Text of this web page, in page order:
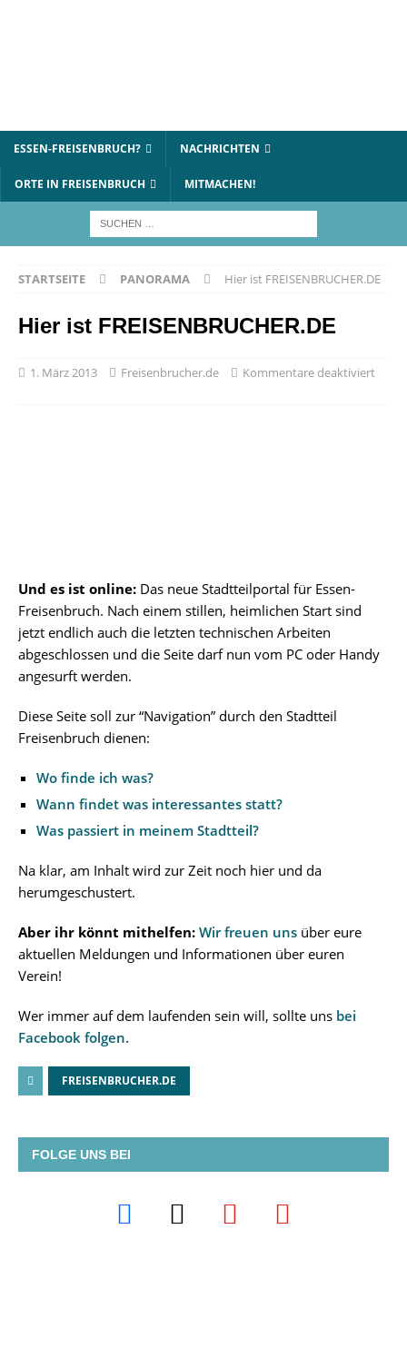
ESSEN-FREISENBRUCH? NACHRICHTEN
ORTE IN FREISENBRUCH MITMACHEN!
STARTSEITE PANORAMA Hier ist FREISENBRUCHER.DE
Hier ist FREISENBRUCHER.DE
1. März 2013 Freisenbrucher.de Kommentare deaktiviert
Und es ist online: Das neue Stadtteilportal für Essen-
Freisenbruch. Nach einem stillen, heimlichen Start sind
jetzt endlich auch die letzten technischen Arbeiten
abgeschlossen und die Seite darf nun vom PC oder Handy
angesurft werden.
Diese Seite soll zur “Navigation” durch den Stadtteil
Freisenbruch dienen:
Wo finde ich was?
Wann findet was interessantes statt?
Was passiert in meinem Stadtteil?
Na klar, am Inhalt wird zur Zeit noch hier und da
herumgeschustert.
Aber ihr könnt mithelfen: Wir freuen uns über eure
aktuellen Meldungen und Informationen über euren
Verein!
Wer immer auf dem laufenden sein will, sollte uns bei
Facebook folgen.
FREISENBRUCHER.DE
FOLGE UNS BEI